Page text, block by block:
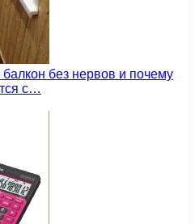
балкон без нервов и почему
с…